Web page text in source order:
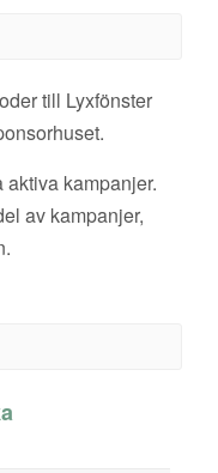
till Lyxfönster
aktiva kampanjer.
av kampanjer,